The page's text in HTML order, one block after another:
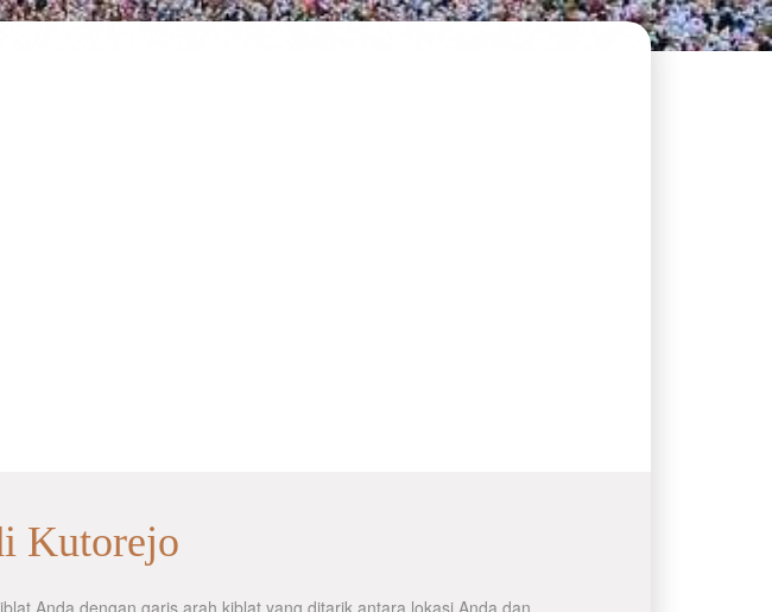
Kutorejo
Anda dengan garis arah kiblat yang ditarik antara lokasi Anda dan